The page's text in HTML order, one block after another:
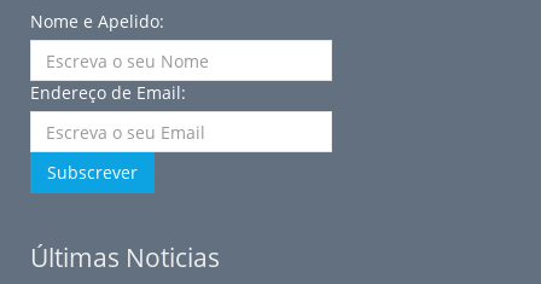
Nome e Apelido:
Endereço de Email:
Subscrever
Últimas Noticias